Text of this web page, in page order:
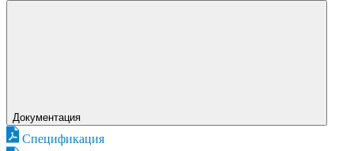
Документация
Спецификация